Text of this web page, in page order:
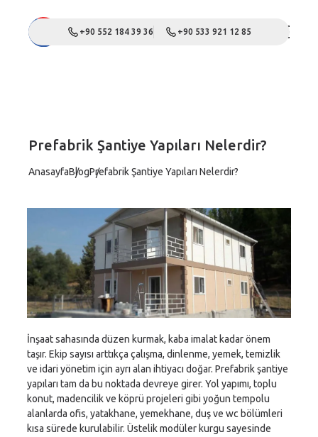
+90 552 184 39 36 +90 533 921 12 85
Prefabrik Şantiye Yapıları Nelerdir?
AnasayfaBlogPrefabrik Şantiye Yapıları Nelerdir?
İnşaat sahasında düzen kurmak, kaba imalat kadar önem
taşır. Ekip sayısı arttıkça çalışma, dinlenme, yemek, temizlik
ve idari yönetim için ayrı alan ihtiyacı doğar. Prefabrik şantiye
yapıları tam da bu noktada devreye girer. Yol yapımı, toplu
konut, madencilik ve köprü projeleri gibi yoğun tempolu
alanlarda ofis, yatakhane, yemekhane, duş ve wc bölümleri
kısa sürede kurulabilir. Üstelik modüler kurgu sayesinde